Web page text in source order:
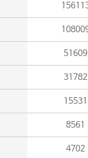
51609
31782
15531
8561
4702